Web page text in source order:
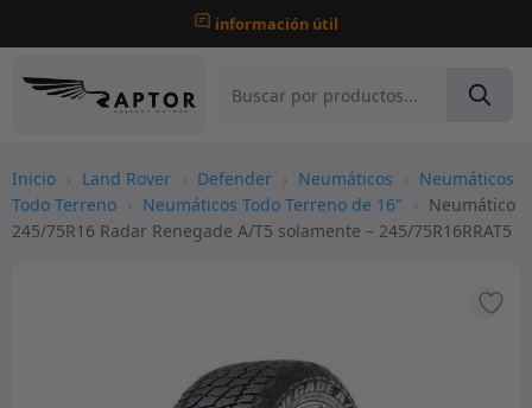
información útil
Inicio › Land Rover › Defender › Neumáticos › Neumáticos
Todo Terreno › Neumáticos Todo Terreno de 16" › Neumático
245/75R16 Radar Renegade A/T5 solamente – 245/75R16RRAT5